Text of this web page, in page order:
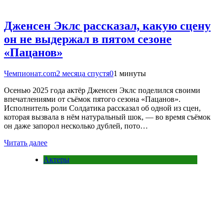
Дженсен Эклс рассказал, какую сцену
он не выдержал в пятом сезоне
«Пацанов»
Чемпионат.com2 месяца спустя01 минуты
Осенью 2025 года актёр Дженсен Эклс поделился своими
впечатлениями от съёмок пятого сезона «Пацанов».
Исполнитель роли Солдатика рассказал об одной из сцен,
которая вызвала в нём натуральный шок, — во время съёмок
он даже запорол несколько дублей, пото…
Читать далее
Актеры